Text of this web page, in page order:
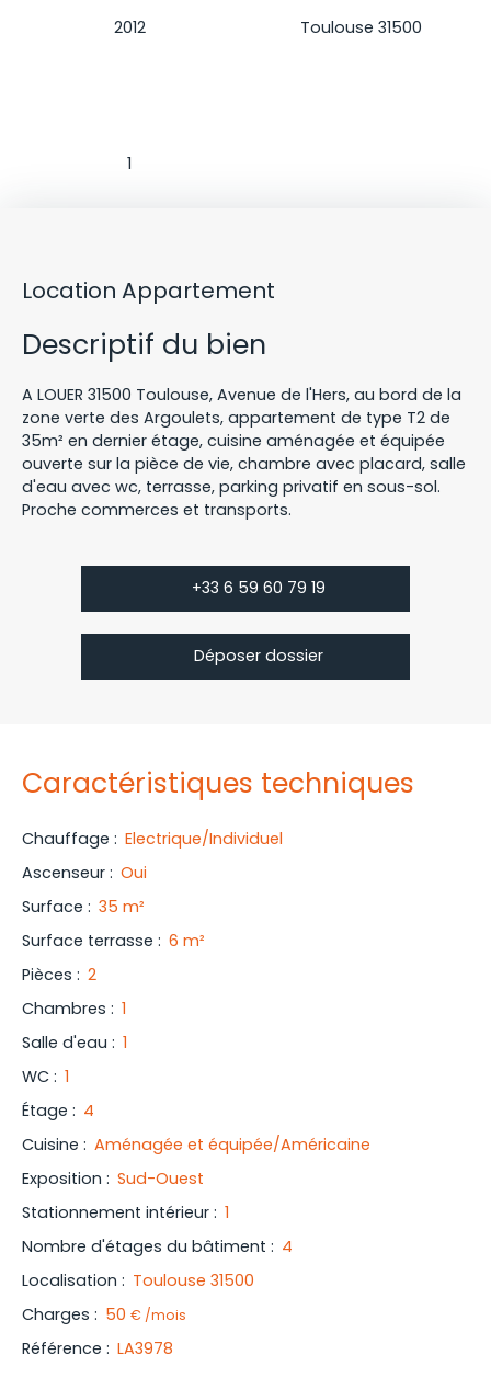
2012
Toulouse 31500
1
Location Appartement
Descriptif du bien
A LOUER 31500 Toulouse, Avenue de l'Hers, au bord de la
zone verte des Argoulets, appartement de type T2 de
35m² en dernier étage, cuisine aménagée et équipée
ouverte sur la pièce de vie, chambre avec placard, salle
d'eau avec wc, terrasse, parking privatif en sous-sol.
Proche commerces et transports.
+33 6 59 60 79 19
Déposer dossier
Caractéristiques techniques
Chauffage : Electrique/Individuel
Ascenseur : Oui
Surface : 35 m²
Surface terrasse : 6 m²
Pièces : 2
Chambres : 1
Salle d'eau : 1
WC : 1
Étage : 4
Cuisine : Aménagée et équipée/Américaine
Exposition : Sud-Ouest
Stationnement intérieur : 1
Nombre d'étages du bâtiment : 4
Localisation : Toulouse 31500
Charges : 50 € /mois
Référence : LA3978